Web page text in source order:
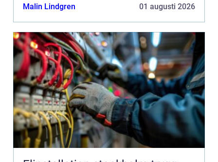
Malin Lindgren 01 augusti 2026